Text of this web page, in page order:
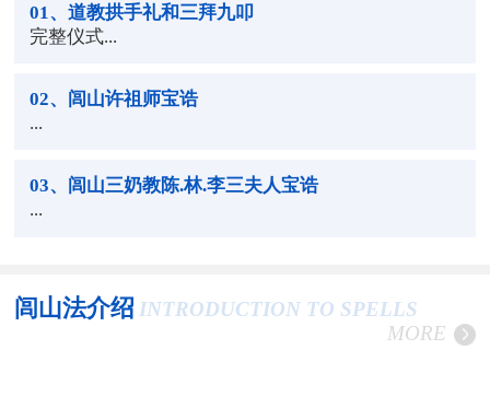
01 、道教拱手礼和三拜九叩
完整仪式...
02、闾山许祖师宝诰
...
03、闾山三奶教陈.林.李三夫人宝诰
...
闾山法介绍 INTRODUCTION TO SPELLS
MORE